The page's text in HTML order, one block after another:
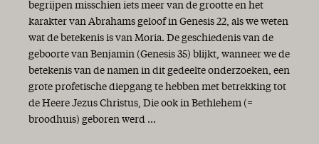
begrijpen misschien iets meer van de grootte en het
karakter van Abrahams geloof in Genesis 22, als we weten
wat de betekenis is van Moria. De geschiedenis van de
geboorte van Benjamin (Genesis 35) blijkt, wanneer we de
betekenis van de namen in dit gedeelte onderzoeken, een
grote profetische diepgang te hebben met betrekking tot
de Heere Jezus Christus, Die ook in Bethlehem (=
broodhuis) geboren werd ...